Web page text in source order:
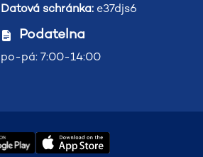
Datová schránka: e37djs6
Podatelna
po-pá: 7:00-14:00